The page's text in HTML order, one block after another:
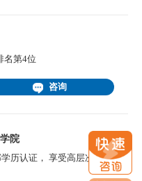
名第4位
咨询
院
历认证， 享受高层次留学生